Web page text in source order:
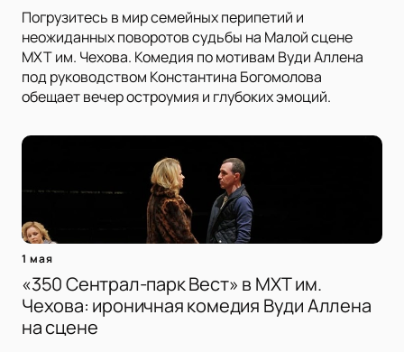
Погрузитесь в мир семейных перипетий и
неожиданных поворотов судьбы на Малой сцене
МХТ им. Чехова. Комедия по мотивам Вуди Аллена
под руководством Константина Богомолова
обещает вечер остроумия и глубоких эмоций.
1 мая
«350 Сентрал-парк Вест» в МХТ им.
Чехова: ироничная комедия Вуди Аллена
на сцене